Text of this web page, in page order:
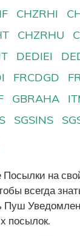
CHZRHI
CHZRHU
DEDIEI
FRCDGD
GBRAHA
SGSINS
Посылки на
всегда
Пуш
посылок.